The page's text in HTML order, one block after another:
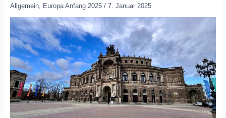
Allgemein, Europa Anfang 2025/ 7. Januar 2025